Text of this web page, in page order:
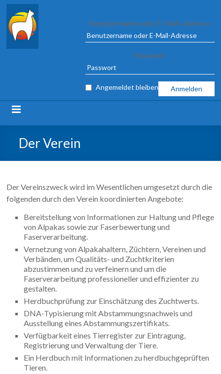
Alpaca
Association
TO
09
MARCH
2025
ILSHOFEN
Benutzername oder E-Mail-Adresse
Passwort
Angemeldet bleiben
Der Verein
Der Vereinszweck wird im Wesentlichen umgesetzt durch die
folgenden durch den Verein koordinierten Angebote:
Bereitstellung von Informationen zur Haltung und Pflege
von Alpakas sowie zur Faserbewertung und
Faserverarbeitung.
Vernetzung von Alpakahaltern, Züchtern, Vereinen und
Verbänden, um Qualitäts- und Zuchtkriterien
abzustimmen und zu verfeinern und um die
Faserverarbeitung professioneller und effizienter zu
gestalten.
Herdbuchprüfung zur Einschätzung des Zuchtwerts.
DNA-Typisierung mit Abstammungsnachweis und
Ausstellung eines Abstammungszertifikats.
Verfügbarkeit eines Tierregister zur Eintragung,
Registrierung und Verwaltung der Tiere.
Ein Herdbuch mit Informationen zu herdbuchgeprüften
Tieren.